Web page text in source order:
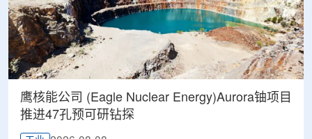
鹰核能公司 (Eagle Nuclear Energy)Aurora铀项目
推进47孔预可研钻探